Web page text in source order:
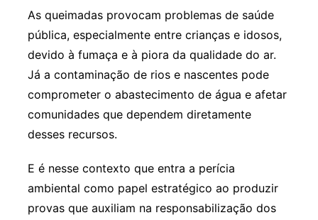
As queimadas provocam problemas de saúde
pública, especialmente entre crianças e idosos,
devido à fumaça e à piora da qualidade do ar.
Já a contaminação de rios e nascentes pode
comprometer o abastecimento de água e afetar
comunidades que dependem diretamente
desses recursos.
E é nesse contexto que entra a perícia
ambiental como papel estratégico ao produzir
provas que auxiliam na responsabilização dos